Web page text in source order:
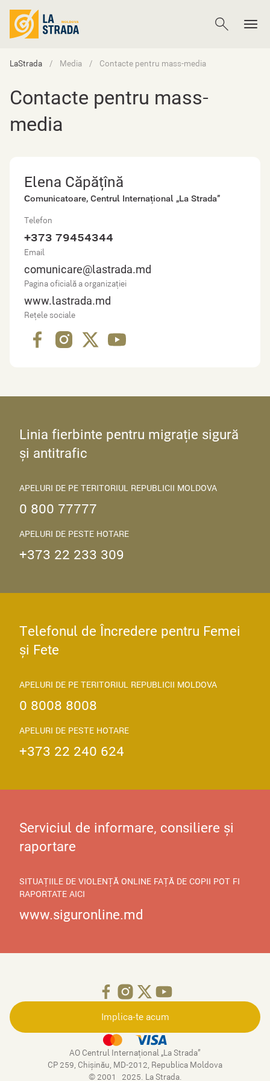
LaStrada Media Contacte pentru mass-media
Contacte pentru mass-
media
Elena Căpățînă
Сomunicatoare, Centrul Internațional „La Strada”
Telefon
+373 79454344
Email
comunicare@lastrada.md
Pagina oficială a organizației
www.lastrada.md
Rețele sociale
Linia fierbinte pentru migrație sigură
și antitrafic
APELURI DE PE TERITORIUL REPUBLICII MOLDOVA
0 800 77777
APELURI DE PESTE HOTARE
+373 22 233 309
Telefonul de Încredere pentru Femei
și Fete
APELURI DE PE TERITORIUL REPUBLICII MOLDOVA
0 8008 8008
APELURI DE PESTE HOTARE
+373 22 240 624
Serviciul de informare, consiliere și
raportare
SITUAȚIILE DE VIOLENȚĂ ONLINE FAȚĂ DE COPII POT FI
RAPORTATE AICI
www.siguronline.md
Implica-te acum
AO Centrul Internațional „La Strada”
CP 259, Chişinău, MD-2012, Republica Moldova
© 2001–2025. La Strada.